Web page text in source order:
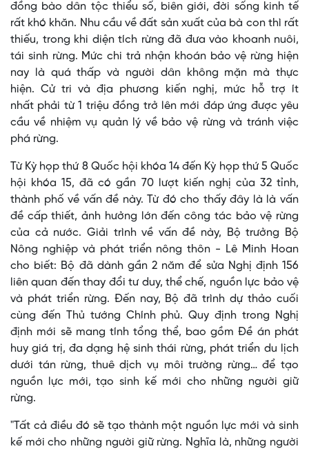
đồng bào dân tộc thiểu số, biên giới, đời sống kinh tế
rất khó khăn. Nhu cầu về đất sản xuất của bà con thì rất
thiếu, trong khi diện tích rừng đã đưa vào khoanh nuôi,
tái sinh rừng. Mức chi trả nhận khoán bảo vệ rừng hiện
nay là quá thấp và người dân không mặn mà thực
hiện. Cử tri và địa phương kiến nghị, mức hỗ trợ ít
nhất phải từ 1 triệu đồng trở lên mới đáp ứng được yêu
cầu về nhiệm vụ quản lý về bảo vệ rừng và tránh việc
phá rừng.
Từ Kỳ họp thứ 8 Quốc hội khóa 14 đến Kỳ họp thứ 5 Quốc
hội khóa 15, đã có gần 70 lượt kiến nghị của 32 tỉnh,
thành phố về vấn đề này. Từ đó cho thấy đây là là vấn
đề cấp thiết, ảnh hưởng lớn đến công tác bảo vệ rừng
của cả nước. Giải trình về vấn đề này, Bộ trưởng Bộ
Nông nghiệp và phát triển nông thôn - Lê Minh Hoan
cho biết: Bộ đã dành gần 2 năm để sửa Nghị định 156
liên quan đến thay đổi tư duy, thể chế, nguồn lực bảo vệ
và phát triển rừng. Đến nay, Bộ đã trình dự thảo cuối
cùng đến Thủ tướng Chính phủ. Quy định trong Nghị
định mới sẽ mang tính tổng thể, bao gồm Đề án phát
huy giá trị, đa dạng hệ sinh thái rừng, phát triển du lịch
dưới tán rừng, thuê dịch vụ môi trường rừng… để tạo
nguồn lực mới, tạo sinh kế mới cho những người giữ
rừng.
"Tất cả điều đó sẽ tạo thành một nguồn lực mới và sinh
kế mới cho những người giữ rừng. Nghĩa là, những người